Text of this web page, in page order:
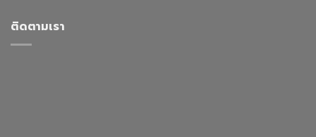
ติดตามเรา